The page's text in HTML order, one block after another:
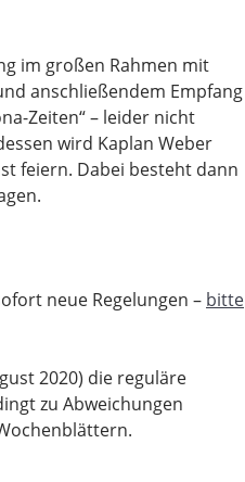
im großen Rahmen mit
anschließendem Empfang
Zeiten“ – leider nicht
wird Kaplan Weber
feiern. Dabei besteht dann
neue Regelungen – bitte
2020) die reguläre
zu Abweichungen